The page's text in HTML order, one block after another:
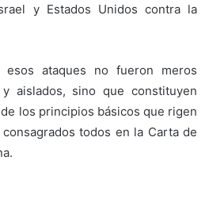
y Estados Unidos contra la
esos ataques no fueron meros
aislados, sino que constituyen
los principios básicos que rigen
todos en la Carta de